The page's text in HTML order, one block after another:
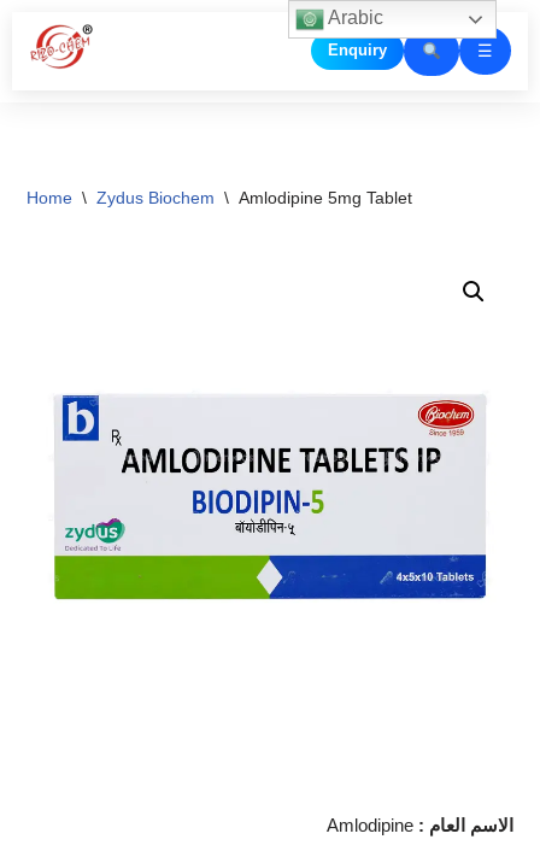
Skip
Enquiry ☰
Home \ Zydus Biochem \ Amlodipine 5mg Tablet
Amlodipine : الاسم العام
Arabic